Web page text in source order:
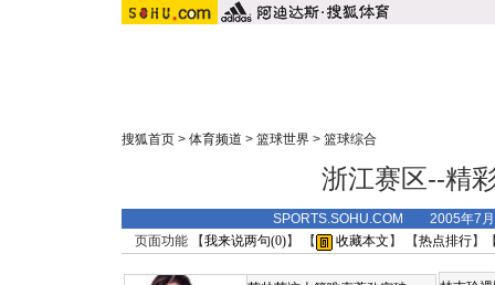
搜狐首页 > 体育频道 > 篮球世界 > 篮球综合
浙江赛区--精
SPORTS.SOHU.COM 2005年7
页面功能 【我来说两句(0)】 【 收藏本文 】 【热点排行】